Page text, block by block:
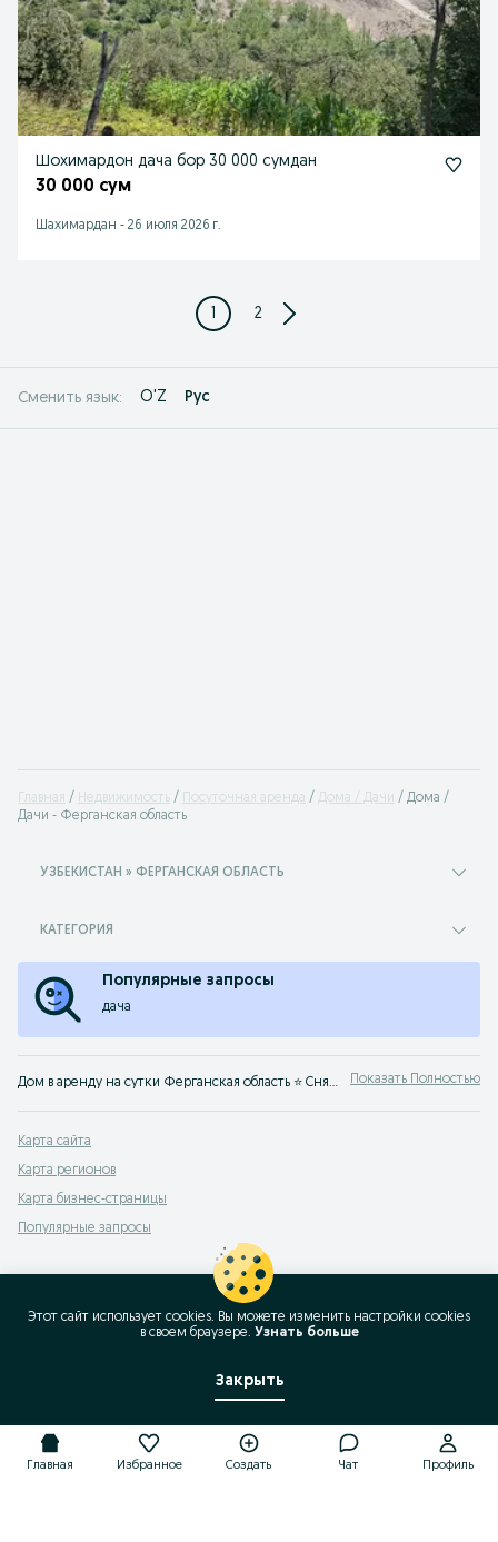
Шохимардон дача бор 30 000 сумдан
30 000 сум
Шахимардан - 26 июля 2026 г.
1 2
Сменить язык: O'Z Рус
Главная Недвижимость Посуточная аренда Дома / Дачи
Дома /
Дачи - Ферганская область
УЗБЕКИСТАН » ФЕРГАНСКАЯ ОБЛАСТЬ
КАТЕГОРИЯ
Популярные запросы
дача
Дом в аренду на сутки Ферганская область ⭐ Снять дачу на выходные недорого ✅ Выбор домов и дач на сутки без посредников на OLX Ферганская область! Показать Полностью
Карта сайта
Карта регионов
Карта бизнес-страницы
Популярные запросы
Главная Избранное Создать Чат Профиль
Этот сайт использует cookies. Вы можете изменить настройки cookies
в своeм браузере. Узнать больше
Закрыть